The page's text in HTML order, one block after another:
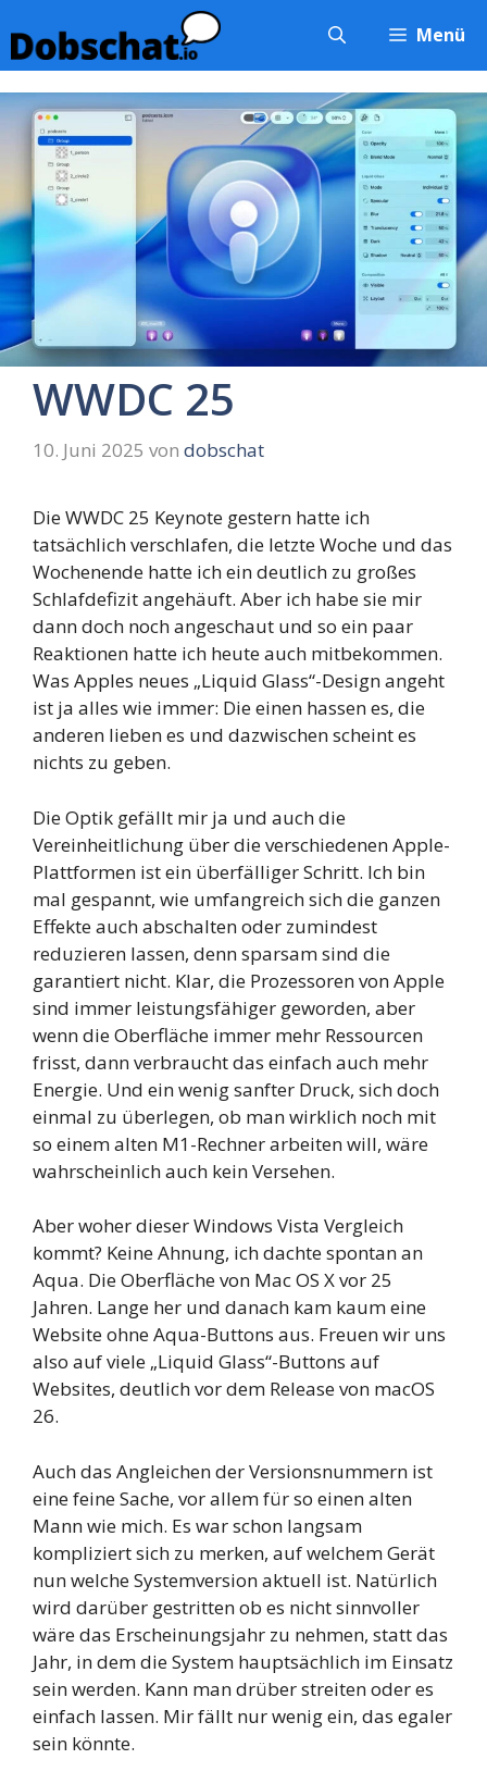
Inhalt
springen
Menü
WWDC 25
10. Juni 2025 von dobschat
Die WWDC 25 Keynote gestern hatte ich
tatsächlich verschlafen, die letzte Woche und das
Wochenende hatte ich ein deutlich zu großes
Schlafdefizit angehäuft. Aber ich habe sie mir
dann doch noch angeschaut und so ein paar
Reaktionen hatte ich heute auch mitbekommen.
Was Apples neues „Liquid Glass“-Design angeht
ist ja alles wie immer: Die einen hassen es, die
anderen lieben es und dazwischen scheint es
nichts zu geben.
Die Optik gefällt mir ja und auch die
Vereinheitlichung über die verschiedenen Apple-
Plattformen ist ein überfälliger Schritt. Ich bin
mal gespannt, wie umfangreich sich die ganzen
Effekte auch abschalten oder zumindest
reduzieren lassen, denn sparsam sind die
garantiert nicht. Klar, die Prozessoren von Apple
sind immer leistungsfähiger geworden, aber
wenn die Oberfläche immer mehr Ressourcen
frisst, dann verbraucht das einfach auch mehr
Energie. Und ein wenig sanfter Druck, sich doch
einmal zu überlegen, ob man wirklich noch mit
so einem alten M1-Rechner arbeiten will, wäre
wahrscheinlich auch kein Versehen.
Aber woher dieser Windows Vista Vergleich
kommt? Keine Ahnung, ich dachte spontan an
Aqua. Die Oberfläche von Mac OS X vor 25
Jahren. Lange her und danach kam kaum eine
Website ohne Aqua-Buttons aus. Freuen wir uns
also auf viele „Liquid Glass“-Buttons auf
Websites, deutlich vor dem Release von macOS
26.
Auch das Angleichen der Versionsnummern ist
eine feine Sache, vor allem für so einen alten
Mann wie mich. Es war schon langsam
kompliziert sich zu merken, auf welchem Gerät
nun welche Systemversion aktuell ist. Natürlich
wird darüber gestritten ob es nicht sinnvoller
wäre das Erscheinungsjahr zu nehmen, statt das
Jahr, in dem die System hauptsächlich im Einsatz
sein werden. Kann man drüber streiten oder es
einfach lassen. Mir fällt nur wenig ein, das egaler
sein könnte.